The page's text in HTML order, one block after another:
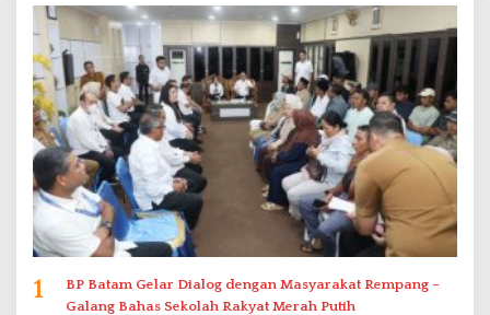
1
BP Batam Gelar Dialog dengan Masyarakat Rempang –
Galang Bahas Sekolah Rakyat Merah Putih